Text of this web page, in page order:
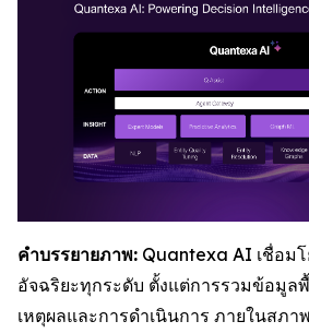
คำบรรยายภาพ: Quantexa AI เชื่อม
อัจฉริยะทุกระดับ ตั้งแต่การรวมข้อมูล
เหตุผลและการดำเนินการ ภายในสภ